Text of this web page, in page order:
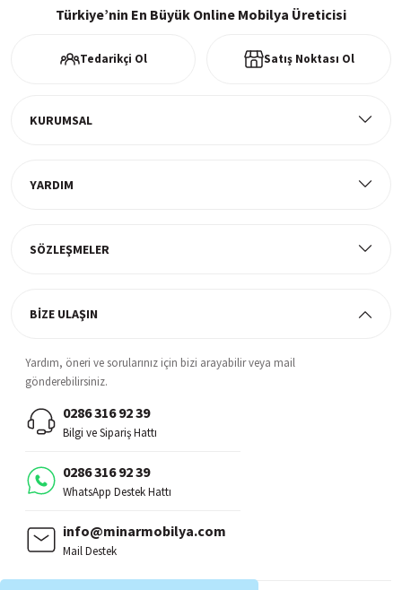
Türkiye’nin En Büyük Online Mobilya Üreticisi
Tedarikçi Ol Satış Noktası Ol
KURUMSAL
YARDIM
SÖZLEŞMELER
BİZE ULAŞIN
Yardım, öneri ve sorularınız için bizi arayabilir veya mail
gönderebilirsiniz.
0286 316 92 39
Bilgi ve Sipariş Hattı
0286 316 92 39
WhatsApp Destek Hattı
info@minarmobilya.com
Mail Destek